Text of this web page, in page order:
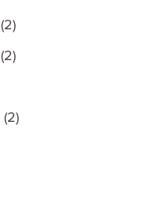
(2)
(2)
(2)